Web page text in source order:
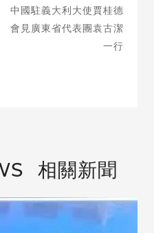
中國駐義大利大使賈桂德
會見廣東省代表團袁古潔
一行
相關新聞